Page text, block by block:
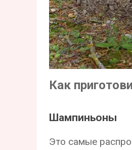
Как
Шампиньоны
Это самые